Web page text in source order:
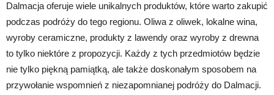
Dalmacja oferuje wiele unikalnych produktów, które warto zakupić
podczas podróży do tego regionu. Oliwa z oliwek, lokalne wina,
wyroby ceramiczne, produkty z lawendy oraz wyroby z drewna
to tylko niektóre z propozycji. Każdy z tych przedmiotów będzie
nie tylko piękną pamiątką, ale także doskonałym sposobem na
przywołanie wspomnień z niezapomnianej podróży do Dalmacji.